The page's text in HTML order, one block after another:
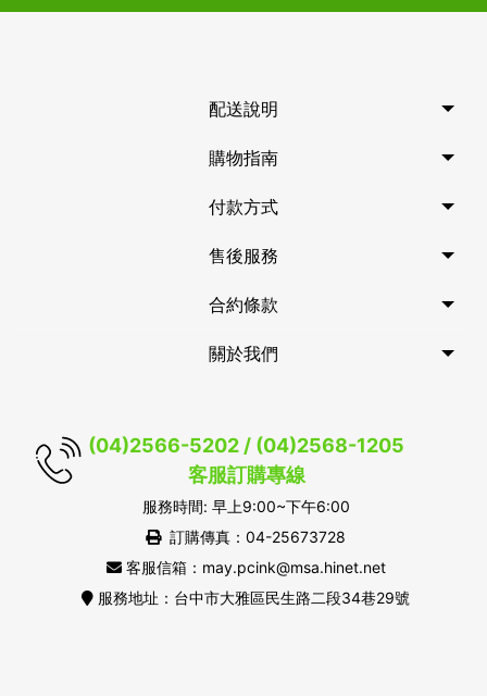
配送說明
購物指南
付款方式
售後服務
合約條款
關於我們
(04)2566-5202 / (04)2568-1205
客服訂購專線
服務時間: 早上9:00~下午6:00
訂購傳真：04-25673728
客服信箱：may.pcink@msa.hinet.net
服務地址：台中市大雅區民生路二段34巷29號